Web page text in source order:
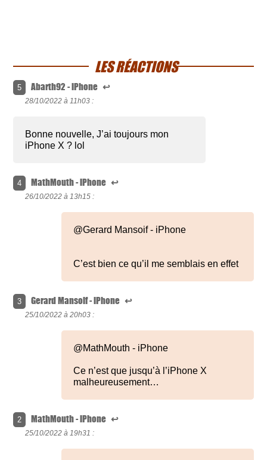
LES RÉACTIONS
5 Abarth92 - iPhone ↩
28/10/2022 à 11h03 :
Bonne nouvelle, J’ai toujours mon
iPhone X ? lol
4 MathMouth - iPhone ↩
26/10/2022 à 13h15 :
@Gerard Mansoif - iPhone
C’est bien ce qu’il me semblais en effet
3 Gerard Mansoif - iPhone ↩
25/10/2022 à 20h03 :
@MathMouth - iPhone
Ce n’est que jusqu’à l’iPhone X
malheureusement…
2 MathMouth - iPhone ↩
25/10/2022 à 19h31 :